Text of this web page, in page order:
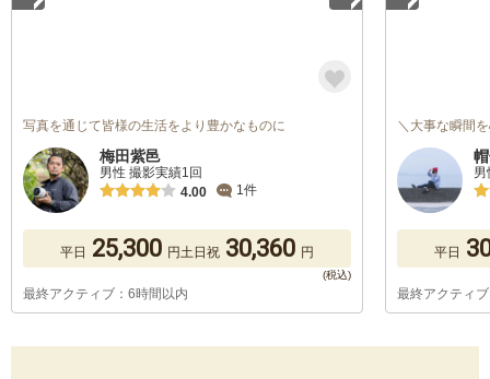
写真を通じて皆様の生活をより豊かなものに
梅田紫邑
男性 撮影実績1回
4.00
1件
平日 25,300 円土日祝 30,360 円
最終アクティブ：6時間以内
＼大事な瞬間
男
平日
最終アクティ